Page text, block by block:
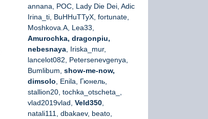
annana, РОС, Lady Die Dei, Adic
Irina_ti, BuHHuTTyX, fortunate,
Moshkova.A, Lea33,
Amurochka, dragonpiu,
nebesnaya , Iriska_mur,
lancelot082, Petersenevgenya,
Bumlibum, show-me-now,
dimsolo , Enila, Гюнель,
stallion20, tochka_otscheta_,
vlad2019vlad, Veld350
natali111, dbakaev, beato,